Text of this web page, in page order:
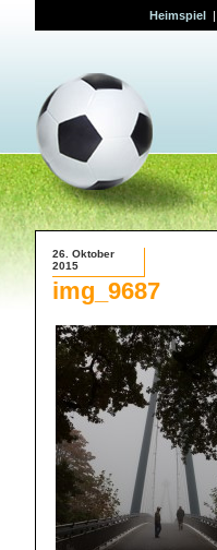
Heimspiel|
26. Oktober
2015
img_9687